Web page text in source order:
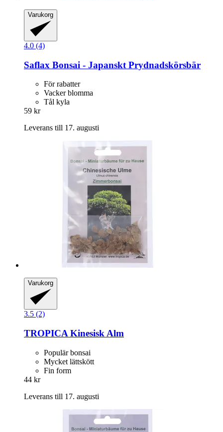
Varukorg
4.0 (4)
Saflax Bonsai -​ Japanskt Prydnadskörsbär
För rabatter
Vacker blomma
Tål kyla
59 kr
Leverans till 17. augusti
Varukorg
3.5 (2)
TROPICA Kinesisk Alm
Populär bonsai
Mycket lättskött
Fin form
44 kr
Leverans till 17. augusti